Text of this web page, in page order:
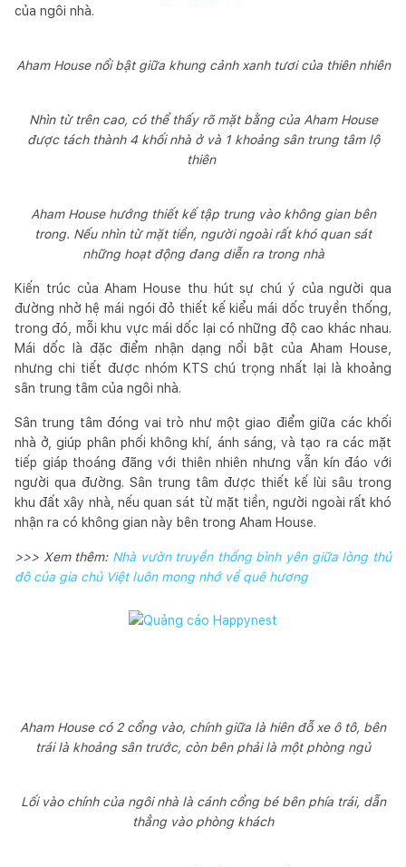
của ngôi nhà.
Aham House nổi bật giữa khung cảnh xanh tươi của thiên nhiên
Nhìn từ trên cao, có thể thấy rõ mặt bằng của Aham House
được tách thành 4 khối nhà ở và 1 khoảng sân trung tâm lộ
thiên
Aham House hướng thiết kế tập trung vào không gian bên
trong. Nếu nhìn từ mặt tiền, người ngoài rất khó quan sát
những hoạt động đang diễn ra trong nhà
Kiến trúc của Aham House thu hút sự chú ý của người qua
đường nhờ hệ mái ngói đỏ thiết kế kiểu mái dốc truyền thống,
trong đó, mỗi khu vực mái dốc lại có những độ cao khác nhau.
Mái dốc là đặc điểm nhận dạng nổi bật của Aham House,
nhưng chi tiết được nhóm KTS chú trọng nhất lại là khoảng
sân trung tâm của ngôi nhà.
Sân trung tâm đóng vai trò như một giao điểm giữa các khối
nhà ở, giúp phân phối không khí, ánh sáng, và tạo ra các mặt
tiếp giáp thoáng đãng với thiên nhiên nhưng vẫn kín đáo với
người qua đường. Sân trung tâm được thiết kế lùi sâu trong
khu đất xây nhà, nếu quan sát từ mặt tiền, người ngoài rất khó
nhận ra có không gian này bên trong Aham House.
>>> Xem thêm: Nhà vườn truyền thống bình yên giữa lòng thủ
đô của gia chủ Việt luôn mong nhớ về quê hương
Aham House có 2 cổng vào, chính giữa là hiên đỗ xe ô tô, bên
trái là khoảng sân trước, còn bên phải là một phòng ngủ
Lối vào chính của ngôi nhà là cánh cổng bé bên phía trái, dẫn
thẳng vào phòng khách